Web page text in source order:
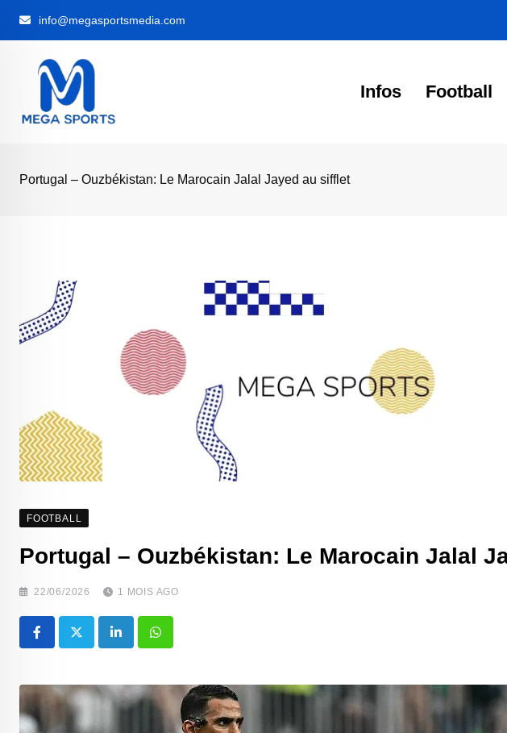
info@megasportsmedia.com
Infos Football
‎Portugal – Ouzbékistan: Le Marocain Jalal Jayed au sifflet
FOOTBALL
‎Portugal – Ouzbékistan: Le Marocain Jalal
22/06/2026 1 MOIS AGO
LinkedIn Whatsapp